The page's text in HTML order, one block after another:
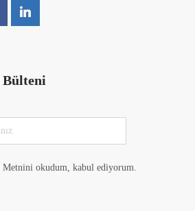
okudum, kabul ediyorum.